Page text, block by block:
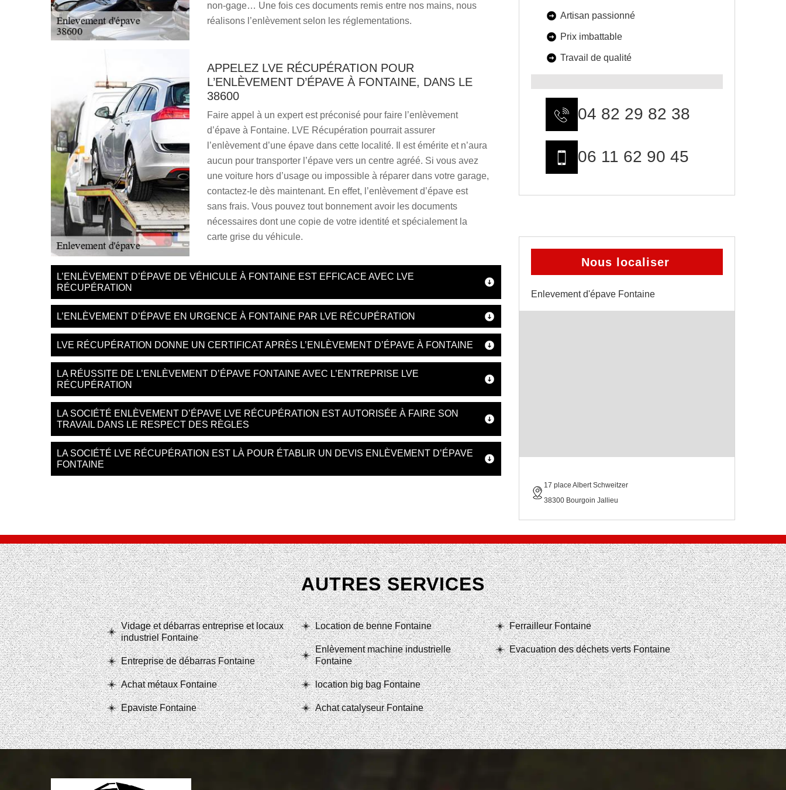
non-gage… Une fois ces documents remis entre nos mains, nous
réalisons l’enlèvement selon les réglementations.
APPELEZ LVE RÉCUPÉRATION POUR
L’ENLÈVEMENT D’ÉPAVE À FONTAINE, DANS LE
38600
Faire appel à un expert est préconisé pour faire l’enlèvement
d’épave à Fontaine. LVE Récupération pourrait assurer
l’enlèvement d’une épave dans cette localité. Il est émérite et n’aura
aucun pour transporter l’épave vers un centre agréé. Si vous avez
une voiture hors d’usage ou impossible à réparer dans votre garage,
contactez-le dès maintenant. En effet, l’enlèvement d’épave est
sans frais. Vous pouvez tout bonnement avoir les documents
nécessaires dont une copie de votre identité et spécialement la
carte grise du véhicule.
L’ENLÈVEMENT D’ÉPAVE DE VÉHICULE À FONTAINE EST EFFICACE AVEC LVE
RÉCUPÉRATION
L’ENLÈVEMENT D’ÉPAVE EN URGENCE À FONTAINE PAR LVE RÉCUPÉRATION
LVE RÉCUPÉRATION DONNE UN CERTIFICAT APRÈS L’ENLÈVEMENT D’ÉPAVE À FONTAINE
LA RÉUSSITE DE L’ENLÈVEMENT D’ÉPAVE FONTAINE AVEC L’ENTREPRISE LVE
RÉCUPÉRATION
LA SOCIÉTÉ ENLÈVEMENT D’ÉPAVE LVE RÉCUPÉRATION EST AUTORISÉE À FAIRE SON
TRAVAIL DANS LE RESPECT DES RÈGLES
LA SOCIÉTÉ LVE RÉCUPÉRATION EST LÀ POUR ÉTABLIR UN DEVIS ENLÈVEMENT D’ÉPAVE
FONTAINE
Artisan passionné
Prix imbattable
Travail de qualité
04 82 29 82 38
06 11 62 90 45
Nous localiser
Enlevement d'épave Fontaine
17 place Albert Schweitzer
38300 Bourgoin Jallieu
AUTRES SERVICES
Vidage et débarras entreprise et locaux
industriel Fontaine
Entreprise de débarras Fontaine
Achat métaux Fontaine
Epaviste Fontaine
Location de benne Fontaine
Enlèvement machine industrielle
Fontaine
location big bag Fontaine
Achat catalyseur Fontaine
Ferrailleur Fontaine
Evacuation des déchets verts Fontaine